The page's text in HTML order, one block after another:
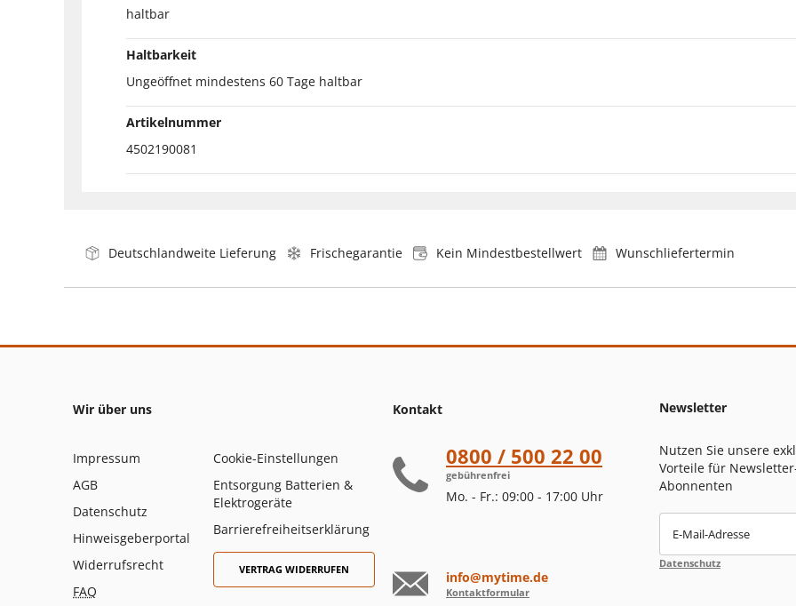
haltbar
Haltbarkeit
Ungeöffnet mindestens 60 Tage haltbar
Artikelnummer
4502190081
Deutschlandweite Lieferung Frischegarantie Kein Mindestbestellwert Wunschliefertermin
Wir über uns
Impressum
AGB
Datenschutz
Hinweisgeberportal
Widerrufsrecht
FAQ
Cookie-Einstellungen
Entsorgung Batterien &
Elektrogeräte
Barrierefreiheitserklärung
VERTRAG WIDERRUFEN
Kontakt
0800 / 500 22 00
gebührenfrei
Mo. - Fr.: 09:00 - 17:00 Uhr
info@mytime.de
Kontaktformular
Newsletter
Nutzen Sie unsere
Vorteile für
Abonnenten
E-Mail-Adresse
Datenschutz